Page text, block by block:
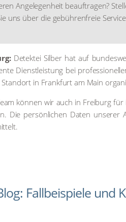
Ange­le­gen­heit beauf­tra­gen?
uns über die gebüh­ren­freie
Detek­tei Sil­ber hat auf
Dienst­leis­tung bei
in Frank­furt am Main
kön­nen wir auch in Frei­burg
Die per­sön­li­chen Daten
Fallbeispiele und